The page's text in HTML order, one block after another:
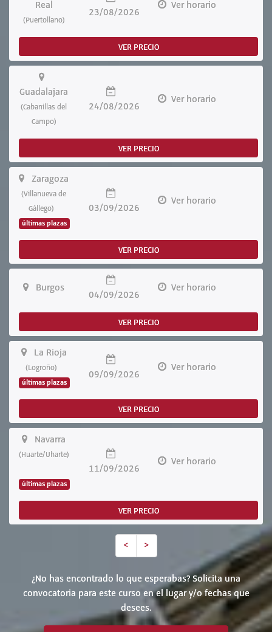
Real
(Puertollano)
23/08/2026
Ver horario
VER PRECIO
Guadalajara
(Cabanillas del
Campo)
24/08/2026
Ver horario
VER PRECIO
Zaragoza
(Villanueva de
Gállego)
últimas plazas
03/09/2026
Ver horario
VER PRECIO
Burgos
04/09/2026
Ver horario
VER PRECIO
La Rioja
(Logroño)
últimas plazas
09/09/2026
Ver horario
VER PRECIO
Navarra
(Huarte/Uharte)
últimas plazas
11/09/2026
Ver horario
VER PRECIO
< >
¿No has encontrado lo que esperabas? Solicita una
convocatoria para este curso en el lugar y/o fechas que
desees.